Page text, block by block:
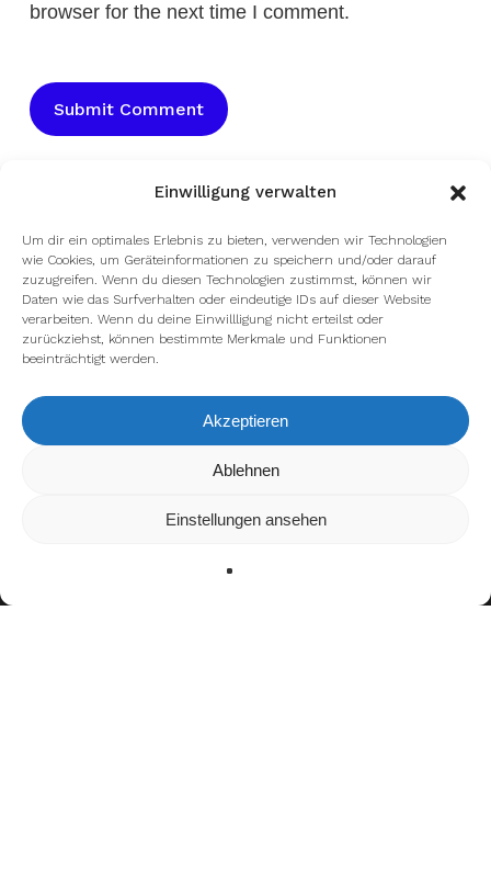
Einwilligung verwalten
Um dir ein optimales Erlebnis zu bieten, verwenden wir Technologien
wie Cookies, um Geräteinformationen zu speichern und/oder darauf
zuzugreifen. Wenn du diesen Technologien zustimmst, können wir
Daten wie das Surfverhalten oder eindeutige IDs auf dieser Website
verarbeiten. Wenn du deine Einwillligung nicht erteilst oder
zurückziehst, können bestimmte Merkmale und Funktionen
beeinträchtigt werden.
Akzeptieren
Ablehnen
Einstellungen ansehen
browser for the next time I comment.
Wir verwenden Cookies, um dir die bestmögliche Erfahrung auf
kannst du erfahren, welche Cookies wir
verwenden oder sie ausschalten.